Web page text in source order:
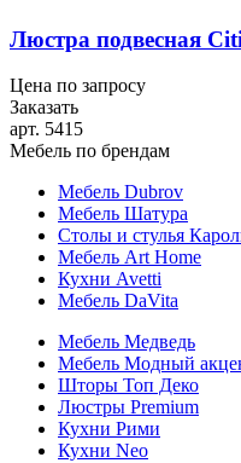
Люстра подвесная
Цена по запросу
Заказать
арт. 5415
Мебель по брендам
Мебель Dubrov
Мебель Шатура
Столы и стулья
Мебель Art Home
Кухни Avetti
Мебель DaVita
Мебель Медведь
Мебель Модный
Шторы Топ Деко
Люстры Premium
Кухни Рими
Кухни Neo